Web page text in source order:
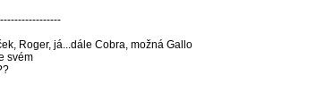
Roger, já...dále Cobra, možná Gallo
svém